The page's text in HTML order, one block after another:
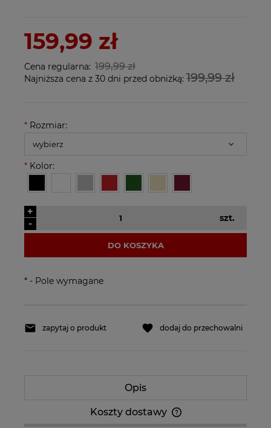
159,99 zł
Cena regularna: 199,99 zł
Najniższa cena z 30 dni przed obniżką: 199,99 zł
* Rozmiar:
* Kolor:
-
+
szt.
DO KOSZYKA
* - Pole wymagane
zapytaj o produkt dodaj do przechowalni
Opis
Koszty dostawy